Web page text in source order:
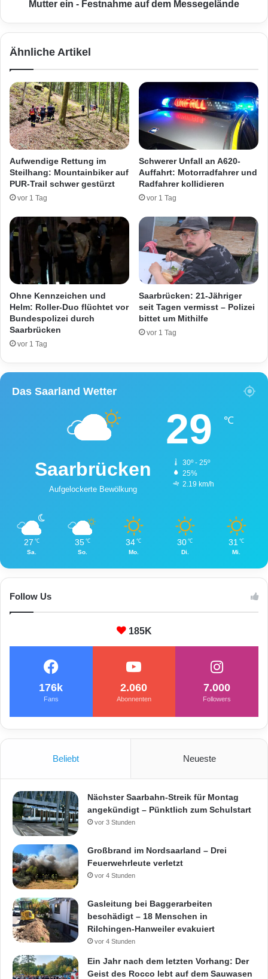
e
i
n
b
r
u
h
d
e
s
t
a
h
l
h
m
i
l
i
e
s
:
o
h
n
s
t
i
c
s
t
n
m
M
e
g
e
ä
d
e
Mutter ein - Festnahme auf dem Messegelände
Ähnliche Artikel
Aufwendige Rettung im
Steilhang: Mountainbiker auf
PUR-Trail schwer gestürzt
vor 1 Tag
Schwerer Unfall an A620-
Auffahrt: Motorradfahrer und
Radfahrer kollidieren
vor 1 Tag
Ohne Kennzeichen und
Helm: Roller-Duo flüchtet vor
Bundespolizei durch
Saarbrücken
vor 1 Tag
Saarbrücken: 21-Jähriger
seit Tagen vermisst – Polizei
bittet um Mithilfe
vor 1 Tag
Das Saarland Wetter
Saarbrücken
Aufgelockerte Bewölkung
29 ℃
30º - 25º
25%
2.19 km/h
27 ℃
Sa.
35 ℃
So.
34 ℃
Mo.
30 ℃
Di.
31 ℃
Mi.
Follow Us
185K
176k
Fans
2.060
Abonnenten
7.000
Followers
Beliebt Neueste
Nächster Saarbahn-Streik für Montag
angekündigt – Pünktlich zum Schulstart
vor 3 Stunden
Großbrand im Nordsaarland – Drei
Feuerwehrleute verletzt
vor 4 Stunden
Gasleitung bei Baggerarbeiten
beschädigt – 18 Menschen in
Rilchingen-Hanweiler evakuiert
vor 4 Stunden
Ein Jahr nach dem letzten Vorhang: Der
Geist des Rocco lebt auf dem Sauwasen